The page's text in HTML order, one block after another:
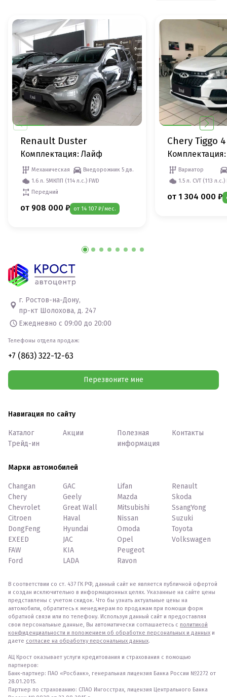
Renault Duster
Комплектация: Лайф
Механическая
Внедорожник 5 дв.
1.6 л. 5МКПП (114 л.с.) FWD
Передний
от 908 000 ₽ от 14 107 ₽/мес.
Chery Tiggo 4
Вариатор
1.5 л. CVT (113 л.с.)
от 1 304 000 ₽
г. Ростов-на-Дону,
пр-кт Шолохова, д. 247
Ежедневно с 09:00 до 20:00
Телефоны отдела продаж:
+7 (863) 322-12-63
Перезвоните мне
Навигация по сайту
Каталог
Трейд-ин
Акции
Полезная
информация
Контакты
Марки автомобилей
Changan
Chery
Chevrolet
Citroen
DongFeng
EXEED
FAW
Ford
GAC
Geely
Great Wall
Haval
Hyundai
JAC
KIA
LADA
Lifan
Mazda
Mitsubishi
Nissan
Omoda
Opel
Peugeot
Ravon
Renault
Skoda
SsangYong
Suzuki
Toyota
Volkswagen
В соответствии со ст. 437 ГК РФ, данный сайт не является публичной офертой
и создан исключительно в информационных целях. Указанные на сайте цены
представлены с учетом скидок. Что бы узнать актуальные цены на
автомобили, обратитесь к менеджерам по продажам при помощи форм
обратной связи или по телефону. Используя данный сайт и предоставляя
свои персональные данные, Вы автоматически соглашаетесь с политикой
конфиденциальности и положением об обработке персональных и данных и
даете согласие на обработку персональных данных.
АЦ Крост оказывает услуги кредитования и страхования с помощью
партнеров:
Банк-партнер: ПАО «Росбанк», генеральная лицензия Банка России №2272 от
28.01.2015.
Партнер по страхованию: СПАО Ингосстрах, лицензия Центрального Банка